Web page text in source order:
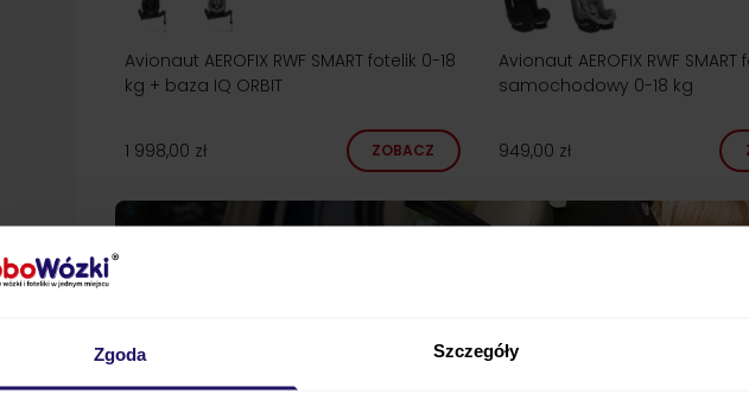
Zgoda Szczegóły
Avionaut AEROFIX RWF SMART fotelik 0-18
kg + baza IQ ORBIT
1 998,00 zł ZOBACZ
Avionaut AEROFIX RWF SMART
samochodowy 0-18 kg
949,00 zł